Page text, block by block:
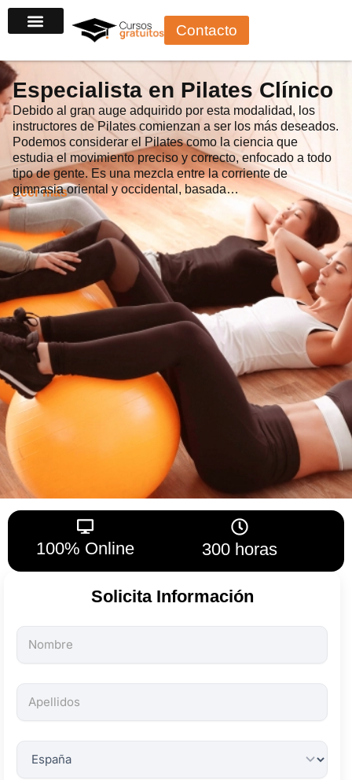
al
Contacto
Especialista en Pilates Clínico
Debido al gran auge adquirido por esta modalidad, los
instructores de Pilates comienzan a ser los más deseados.
Podemos considerar el Pilates como la ciencia que
estudia el movimiento preciso y correcto, enfocado a todo
tipo de gente. Es una mezcla entre la corriente de
gimnasia oriental y occidental, basada…
Leer más
100% Online 300 horas
Solicita Información
Todos
los
son
obligatorios.